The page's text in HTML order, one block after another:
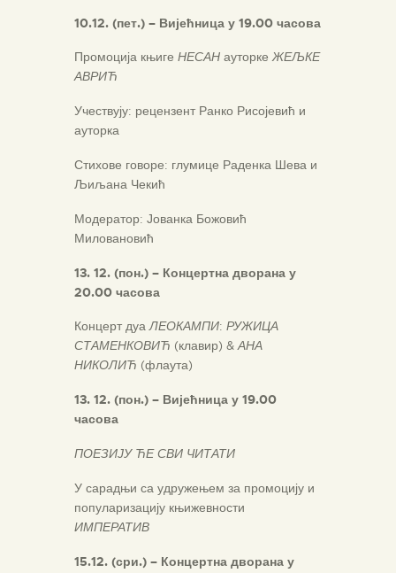
10.12. (пет.) – Вијећница у 19.00 часова
Промоција књиге НЕСАН ауторкеЖЕЉКЕ
АВРИЋ
Учествују: рецензент Ранко Рисојевић и
ауторка
Стихове говоре: глумице Раденка Шева и
Љиљана Чекић
Модератор: Јованка Божовић
Миловановић
13. 12. (пон.) – Концертна дворана у
20.00 часова
Концерт дуаЛЕОКАМПИ: РУЖИЦА
СТАМЕНКОВИЋ (клавир) &АНА
НИКОЛИЋ (флаута)
13. 12. (пон.) – Вијећница у 19.00
часова
ПОЕЗИЈУ ЋЕ СВИ ЧИТАТИ
У сарадњи са удружењем за промоцију и
популаризацију књижевности
ИМПЕРАТИВ
15.12. (сри.) – Концертна дворана у